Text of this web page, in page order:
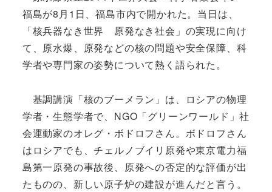
福島が8月1日、福島市内で開かれた。当日は、
「核兵器なき世界 原発なき社会」の実現に向け
て、原水爆、原発などの核の問題や安全保障、科
学者や専門家の姿勢について熱く語られた。
基調講演「核のブーメラン」は、ロシアの物理
学者・生態学者で、NGO「グリーンワールド」社
会運動家のオレグ・ボドロフさん。ボドロフさん
はロシアでも、チェルノブイリ原発や東京電力福
島第一原発の事故後、原発への否定的な評価が出
たものの、新しい原子炉の建設が進んだと言う。